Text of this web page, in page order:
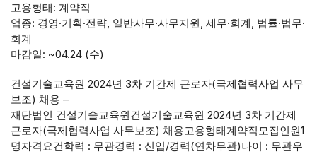
고용형태: 계약직
업종: 경영·기획·전략, 일반사무·사무지원, 세무·회계, 법률·법무·
회계
마감일: ~04.24 (수)
건설기술교육원 2024년 3차 기간제 근로자(국제협력사업 사무
보조) 채용 –
재단법인 건설기술교육원건설기술교육원 2024년 3차 기간제
근로자(국제협력사업 사무보조) 채용고용형태계약직모집인원1
명자격요건학력 : 무관경력 : 신입/경력(연차무관)나이 : 무관우